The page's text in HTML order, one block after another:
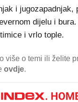
i jugozapadnjak,
dijelu i
i vrlo tople.
više o temi ili želite
ovdje.